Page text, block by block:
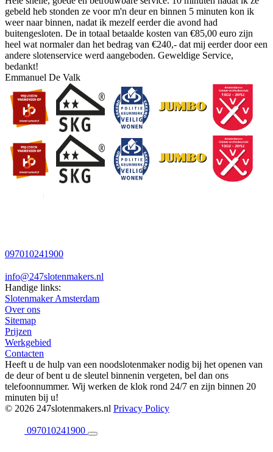
gebeld heb stonden ze voor m'n deur en binnen 5 minuten kon ik
weer naar binnen, nadat ik mezelf eerder die avond had
buitengesloten. De in totaal betaalde kosten van €85,00 euro zijn
heel wat normaler dan het bedrag van €240,- dat mij eerder door een
andere slotenservice werd aangeboden. Geweldige Service,
bedankt!
Emmanuel De Valk
097010241900
info@247slotenmakers.nl
Handige links:
Slotenmaker Amsterdam
Over ons
Sitemap
Prijzen
Werkgebied
Contacten
Heeft u de hulp van een noodslotenmaker nodig bij het openen van
de deur of bent u de sleutel binnenin vergeten, bel dan ons
telefoonnummer. Wij werken de klok rond 24/7 en zijn binnen 20
minuten bij u!
© 2026 247slotenmakers.nl Privacy Policy
097010241900